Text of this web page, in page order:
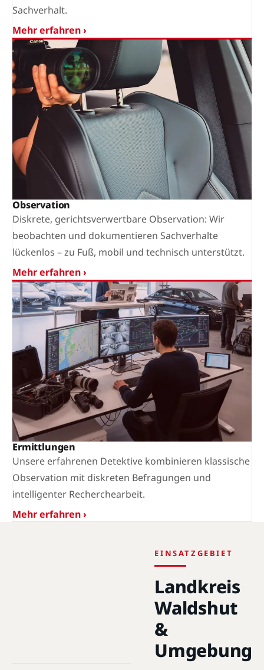
Sachverhalt.
Mehr erfahren ›
Observation
Diskrete, gerichtsverwertbare Observation: Wir
beobachten und dokumentieren Sachverhalte
lückenlos – zu Fuß, mobil und technisch unterstützt.
Mehr erfahren ›
Ermittlungen
Unsere erfahrenen Detektive kombinieren klassische
Observation mit diskreten Befragungen und
intelligenter Recherchearbeit.
Mehr erfahren ›
EINSATZGEBIET
Landkreis
Waldshut
&
Umgebung